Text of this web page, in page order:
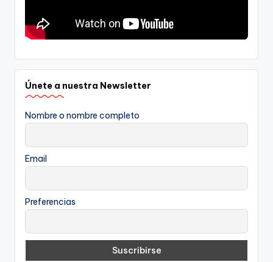
Únete a nuestra Newsletter
Nombre o nombre completo
Email
Preferencias